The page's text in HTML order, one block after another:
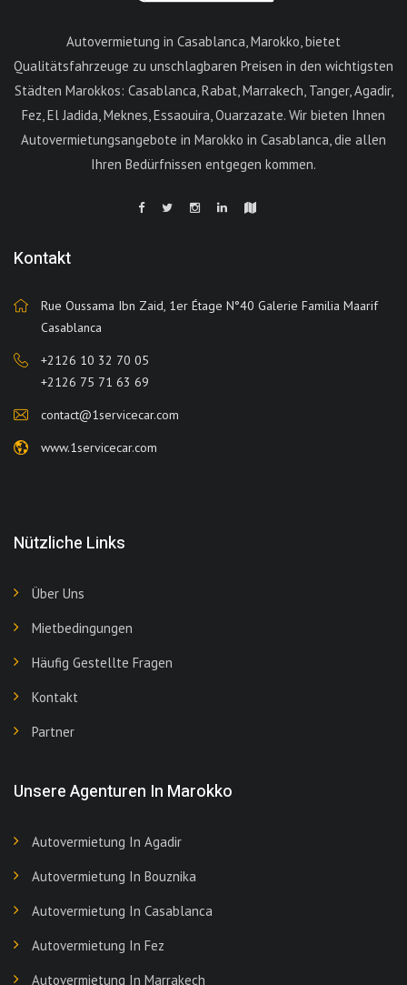
Autovermietung in Casablanca, Marokko, bietet
Qualitätsfahrzeuge zu unschlagbaren Preisen in den wichtigsten
Städten Marokkos: Casablanca, Rabat, Marrakech, Tanger, Agadir,
Fez, El Jadida, Meknes, Essaouira, Ouarzazate. Wir bieten Ihnen
Autovermietungsangebote in Marokko in Casablanca, die allen
Ihren Bedürfnissen entgegen kommen.
Kontakt
Rue Oussama Ibn Zaid, 1er Étage N°40 Galerie Familia Maarif
Casablanca
+2126 10 32 70 05
+2126 75 71 63 69
contact@1servicecar.com
www.1servicecar.com
Nützliche Links
Über Uns
Mietbedingungen
Häufig Gestellte Fragen
Kontakt
Partner
Unsere Agenturen In Marokko
Autovermietung In Agadir
Autovermietung In Bouznika
Autovermietung In Casablanca
Autovermietung In Fez
Autovermietung In Marrakech